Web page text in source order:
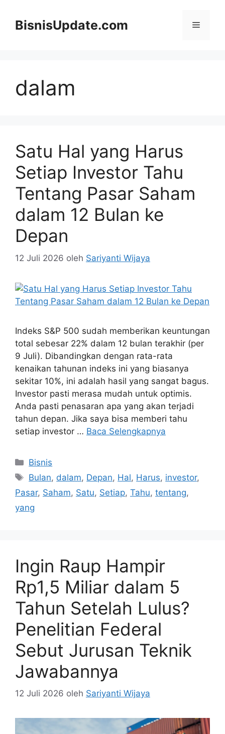
BisnisUpdate.com Menu
dalam
Satu Hal yang Harus
Setiap Investor Tahu
Tentang Pasar Saham
dalam 12 Bulan ke
Depan
12 Juli 2026 oleh Sariyanti Wijaya
Indeks S&P 500 sudah memberikan keuntungan
total sebesar 22% dalam 12 bulan terakhir (per
9 Juli). Dibandingkan dengan rata-rata
kenaikan tahunan indeks ini yang biasanya
sekitar 10%, ini adalah hasil yang sangat bagus.
Investor pasti merasa mudah untuk optimis.
Anda pasti penasaran apa yang akan terjadi
tahun depan. Jika saya bisa memberi tahu
setiap investor … Baca Selengkapnya
Kategori
Bisnis
Tag
Bulan, dalam, Depan, Hal, Harus, investor,
Pasar, Saham, Satu, Setiap, Tahu, tentang,
yang
Ingin Raup Hampir
Rp1,5 Miliar dalam 5
Tahun Setelah Lulus?
Penelitian Federal
Sebut Jurusan Teknik
Jawabannya
12 Juli 2026 oleh Sariyanti Wijaya